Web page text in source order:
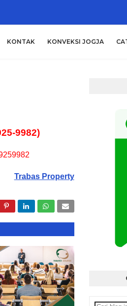
KONTAK KONVEKSI JOGJA
9982)
Trabas Property